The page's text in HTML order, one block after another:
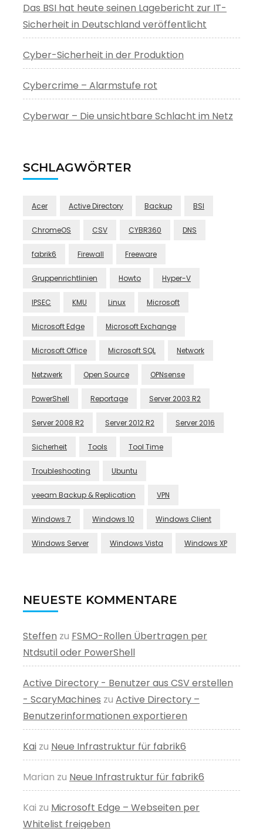
Das BSI hat heute seinen Lagebericht zur IT-
Sicherheit in Deutschland veröffentlicht
Cyber-Sicherheit in der Produktion
Cybercrime – Alarmstufe rot
Cyberwar – Die unsichtbare Schlacht im Netz
SCHLAGWÖRTER
Acer Active Directory Backup BSI
ChromeOS CSV CYBR360 DNS
fabrik6 Firewall Freeware
Gruppenrichtlinien Howto Hyper-V
IPSEC KMU Linux Microsoft
Microsoft Edge Microsoft Exchange
Microsoft Office Microsoft SQL Network
Netzwerk Open Source OPNsense
PowerShell Reportage Server 2003 R2
Server 2008 R2 Server 2012 R2 Server 2016
Sicherheit Tools Tool Time
Troubleshooting Ubuntu
veeam Backup & Replication VPN
Windows 7 Windows 10 Windows Client
Windows Server Windows Vista Windows XP
NEUESTE KOMMENTARE
Steffen zu FSMO-Rollen Übertragen per
Ntdsutil oder PowerShell
Active Directory - Benutzer aus CSV erstellen
- ScaryMachines zu Active Directory –
Benutzerinformationen exportieren
Kai zu Neue Infrastruktur für fabrik6
Marian zu Neue Infrastruktur für fabrik6
Kai zu Microsoft Edge – Webseiten per
Whitelist freigeben